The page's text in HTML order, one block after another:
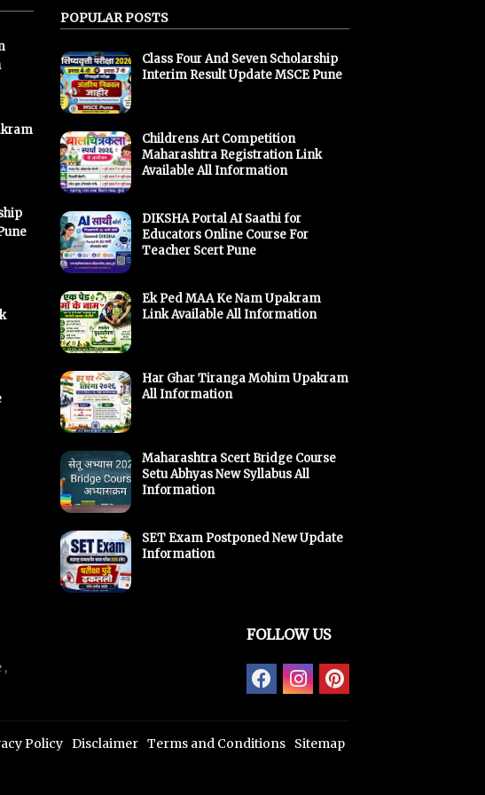
POPULAR POSTS
Class Four And Seven Scholarship
Interim Result Update MSCE Pune
Childrens Art Competition
Maharashtra Registration Link
Available All Information
DIKSHA Portal AI Saathi for
Educators Online Course For
Teacher Scert Pune
Ek Ped MAA Ke Nam Upakram
Link Available All Information
Har Ghar Tiranga Mohim Upakram
All Information
Maharashtra Scert Bridge Course
Setu Abhyas New Syllabus All
Information
SET Exam Postponed New Update
Information
,
FOLLOW US
Policy Disclaimer Terms and Conditions Sitemap